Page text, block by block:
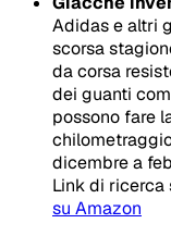
Adidas e altri
scorsa
da corsa
dei guanti
possono fare
dicembre a
Link di ricerca
su Amazon